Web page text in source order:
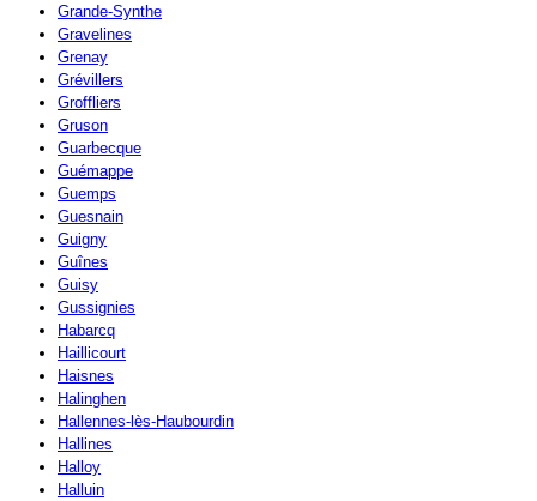
Grande-Synthe
Gravelines
Grenay
Grévillers
Groffliers
Gruson
Guarbecque
Guémappe
Guemps
Guesnain
Guigny
Guînes
Guisy
Gussignies
Habarcq
Haillicourt
Haisnes
Halinghen
Hallennes-lès-Haubourdin
Hallines
Halloy
Halluin